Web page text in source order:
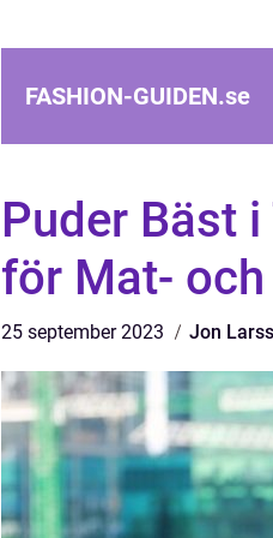
FASHION-GUIDEN.se
Puder Bäst
för Mat-
25 september 2023 Jon